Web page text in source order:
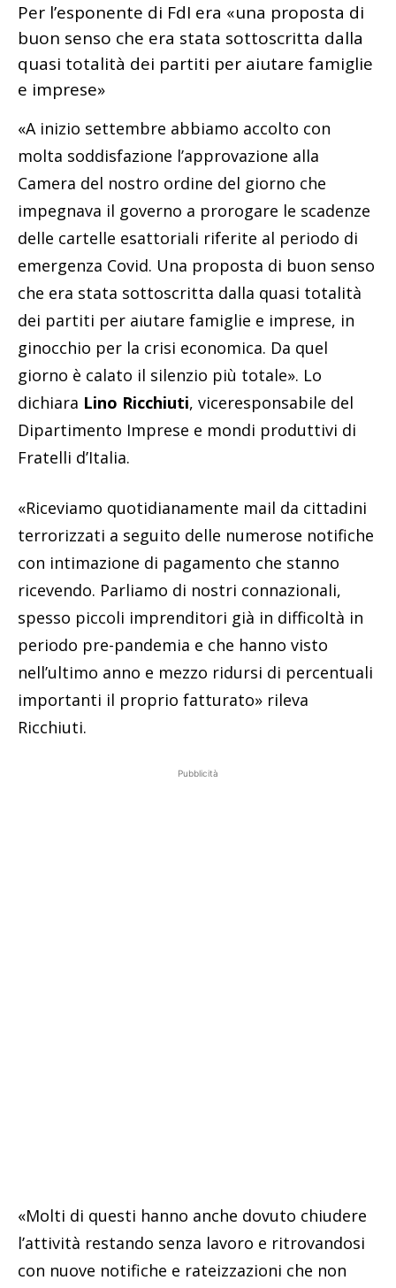
Per l’esponente di FdI era «una proposta di
buon senso che era stata sottoscritta dalla
quasi totalità dei partiti per aiutare famiglie
e imprese»
«A inizio settembre abbiamo accolto con
molta soddisfazione l’approvazione alla
Camera del nostro ordine del giorno che
impegnava il governo a prorogare le scadenze
delle cartelle esattoriali riferite al periodo di
emergenza Covid. Una proposta di buon senso
che era stata sottoscritta dalla quasi totalità
dei partiti per aiutare famiglie e imprese, in
ginocchio per la crisi economica. Da quel
giorno è calato il silenzio più totale». Lo
dichiara Lino Ricchiuti, viceresponsabile del
Dipartimento Imprese e mondi produttivi di
Fratelli d’Italia.
«Riceviamo quotidianamente mail da cittadini
terrorizzati a seguito delle numerose notifiche
con intimazione di pagamento che stanno
ricevendo. Parliamo di nostri connazionali,
spesso piccoli imprenditori già in difficoltà in
periodo pre-pandemia e che hanno visto
nell’ultimo anno e mezzo ridursi di percentuali
importanti il proprio fatturato» rileva
Ricchiuti.
Pubblicità
«Molti di questi hanno anche dovuto chiudere
l’attività restando senza lavoro e ritrovandosi
con nuove notifiche e rateizzazioni che non